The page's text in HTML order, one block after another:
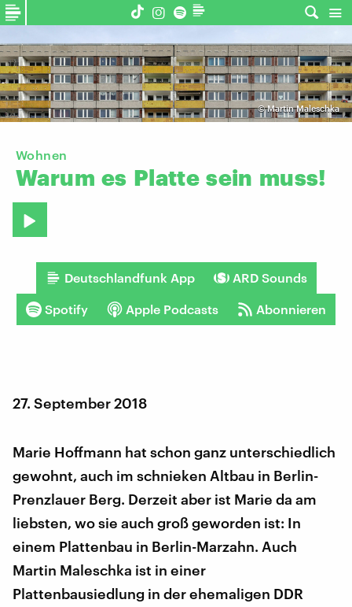
©Martin Maleschka
Wohnen
Warum es Platte sein muss!
Deutschlandfunk App ARD Sounds
Spotify Apple Podcasts Abonnieren
27. September 2018
Marie Hoffmann hat schon ganz unterschiedlich
gewohnt, auch im schnieken Altbau in Berlin-
Prenzlauer Berg. Derzeit aber ist Marie da am
liebsten, wo sie auch groß geworden ist: In
einem Plattenbau in Berlin-Marzahn. Auch
Martin Maleschka ist in einer
Plattenbausiedlung in der ehemaligen DDR